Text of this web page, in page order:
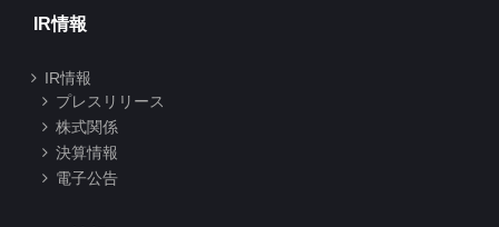
IR情報
IR情報
プレスリリース
株式関係
決算情報
電子公告